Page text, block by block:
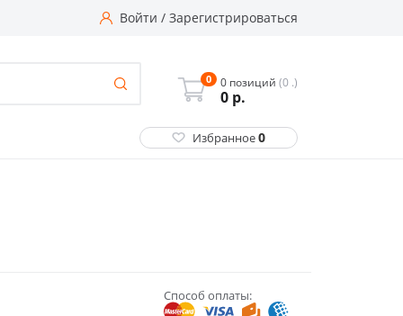
Войти / Зарегистрироваться
0 0 позиций (0 .)
0 р.
Избранное0
Способ оплаты: